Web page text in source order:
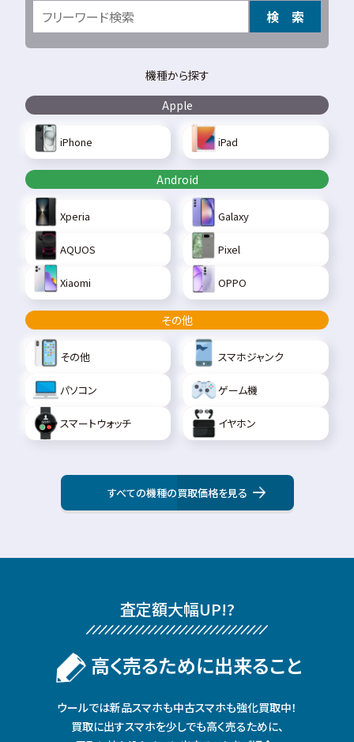
検 索
機種から探す
Apple
iPhone iPad
Android
Xperia Galaxy
AQUOS Pixel
Xiaomi OPPO
その他
その他 スマホジャンク
パソコン ゲーム機
スマートウォッチ イヤホン
すべての機種の買取価格を見る
査定額⼤幅UP!?
⾼く売るために出来ること
ウールでは新品スマホも中古スマホも強化買取中！
買取に出すスマホを少しでも⾼く売るために、